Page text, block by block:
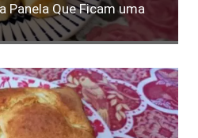
Panela Que Ficam uma